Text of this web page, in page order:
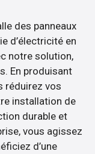
des panneaux
d’électricité en
notre solution,
En produisant
réduirez vos
installation de
durable et
vous agissez
d’une